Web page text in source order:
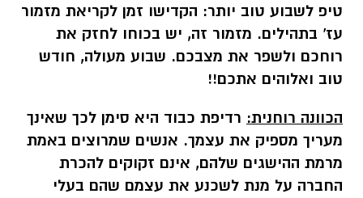
טיפ לשבוע טוב יותר: הקדישו זמן לקריאת מזמור
עז' בתהילים. מזמור זה, יש בכוחו לחזק את
רוחכם ולשפר את מצבכם. שבוע מעולה, חודש
טוב ואלוהים אתכם!!
הכוונה רוחנית: רדיפת כבוד היא סימן לכך שאינך
מעריך מספיק את עצמך. אנשים שמרוצים באמת
מרמת ההישגים שלהם, אינם זקוקים להכרת
החברה על מנת לשכנע את עצמם שהם בעלי